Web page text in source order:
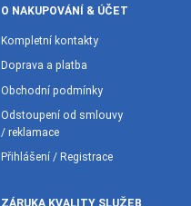
O NAKUPOVÁNÍ & ÚČET
Kompletní kontakty
Doprava a platba
Obchodní podmínky
Odstoupení od smlouvy
/ reklamace
Přihlášení / Registrace
ZÁRUKA KVALITY SLUŽEB